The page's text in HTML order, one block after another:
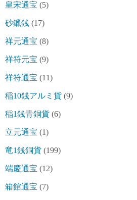
皇宋通宝 (5)
砂鑞銭 (17)
祥元通宝 (8)
祥符元宝 (9)
祥符通宝 (11)
稲10銭アルミ貨 (9)
稲1銭青銅貨 (6)
立元通宝 (1)
竜1銭銅貨 (199)
端慶通宝 (12)
箱館通宝 (7)